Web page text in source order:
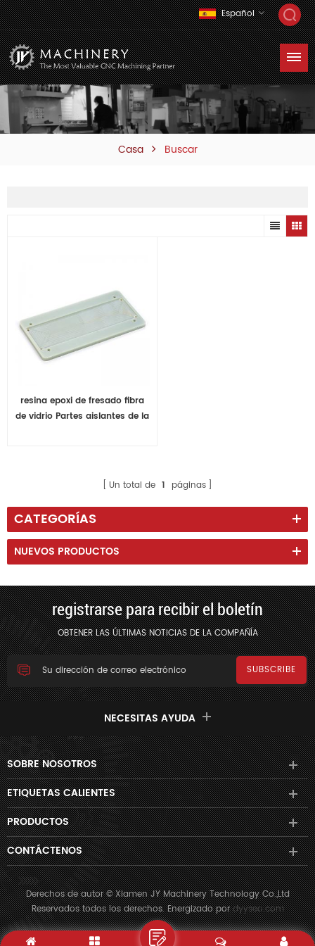
Español
Casa Buscar
resina epoxi de fresado fibra
de vidrio Partes aislantes de la
Un total de 1 páginas
CATEGORÍAS
NUEVOS PRODUCTOS
registrarse para recibir el boletín
OBTENER LAS ÚLTIMAS NOTICIAS DE LA COMPAÑÍA
NECESITAS AYUDA
SOBRE NOSOTROS
ETIQUETAS CALIENTES
PRODUCTOS
CONTÁCTENOS
Derechos de autor © Xiamen JY Machinery Technology Co.,Ltd
Reservados todos los derechos. Energizado pordyyseo.com